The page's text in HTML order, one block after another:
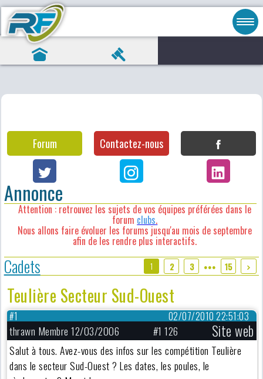
Forum Contactez-nous
Annonce
Attention : retrouvez les sujets de vos équipes préférées dans le
forum clubs.
Nous allons faire évoluer les forums jusqu'au mois de septembre
afin de les rendre plus interactifs.
Cadets 1 2 3 ●●● 15
Teulière Secteur Sud-Ouest
02/07/2010 22:51:03
#1
thrawn Membre 12/03/2006 #1 126 Site web
Salut à tous. Avez-vous des infos sur les compétition Teulière
dans le secteur Sud-Ouest ? Les dates, les poules, le